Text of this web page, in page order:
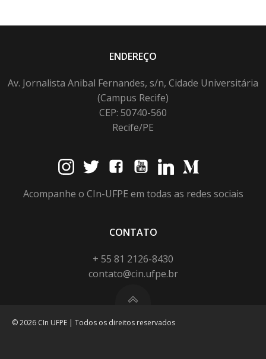
ENDEREÇO
Av. Jornalista Anibal Fernandes, s/n, Cidade Universitária
(Campus Recife)
CEP: 50740-560
Recife/PE
Acompanhe o CIn-UFPE em todas as redes sociais
CONTATO
+ 55 81 2126-8430
contato@cin.ufpe.br
© 2026 CIn UFPE | Todos os direitos reservados